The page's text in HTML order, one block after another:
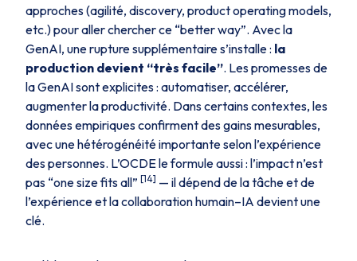
approches (agilité, discovery, product operating models,
etc.) pour aller chercher ce “better way”. Avec la
GenAI, une rupture supplémentaire s’installe : la
production devient “très facile”. Les promesses de
la GenAI sont explicites : automatiser, accélérer,
augmenter la productivité. Dans certains contextes, les
données empiriques confirment des gains mesurables,
avec une hétérogénéité importante selon l’expérience
des personnes. L’OCDE le formule aussi : l’impact n’est
pas “one size fits all” [14] — il dépend de la tâche et de
l’expérience et la collaboration humain–IA devient une
clé.